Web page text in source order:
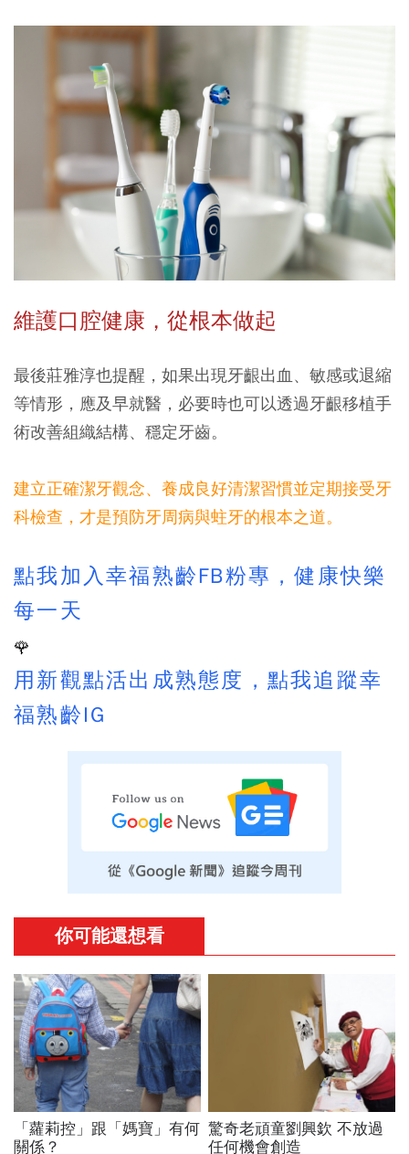
維護口腔健康，從根本做起
最後莊雅淳也提醒，如果出現牙齦出血、敏感或退縮
等情形，應及早就醫，必要時也可以透過牙齦移植手
術改善組織結構、穩定牙齒。
建立正確潔牙觀念、養成良好清潔習慣並定期接受牙
科檢查，才是預防牙周病與蛀牙的根本之道。
點我加入幸福熟齡FB粉專，健康快樂
每一天
🌹
用新觀點活出成熟態度，點我追蹤幸
福熟齡IG